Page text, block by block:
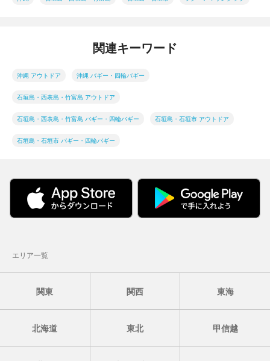
関連キーワード
沖縄 アウトドア 沖縄 バギー・四輪バギー
石垣島・西表島・竹富島 アウトドア
石垣島・西表島・竹富島 バギー・四輪バギー 石垣島・石垣市 アウトドア
石垣島・石垣市 バギー・四輪バギー
エリア一覧
関東 関西 東海
北海道 東北 甲信越